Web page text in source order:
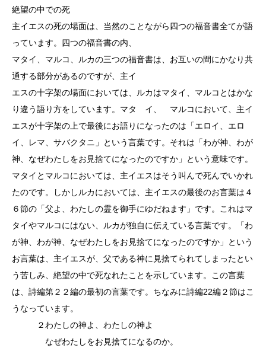
絶望の中での死
主イエスの死の場面は、当然のことながら四つの福音書全てが語
っています。四つの福音書の内、
マタイ、マルコ、ルカの三つの福音書は、お互いの間にかなり共
通する部分があるのですが、主イ
エスの十字架の場面においては、ルカはマタイ、マルコとはかな
り違う語り方をしています。マタ イ、 マルコにおいて、主イ
エスが十字架の上で最後にお語りになったのは「エロイ、エロ
イ、レマ、サバクタニ」という言葉です。それは「わが神、わが
神、なぜわたしをお見捨てになったのですか」という意味です。
マタイとマルコにおいては、主イエスはそう叫んで死んでいかれ
たのです。しかしルカにおいては、主イエスの最後のお言葉は４
６節の「父よ、わたしの霊を御手にゆだねます」です。これはマ
タイやマルコにはない、ルカが独自に伝えている言葉です。「わ
が神、わが神、なぜわたしをお見捨てになったのですか」という
お言葉は、主イエスが、父である神に見捨てられてしまったとい
う苦しみ、絶望の中で死なれたことを示しています。この言葉
は、詩編第２２編の最初の言葉です。ちなみに詩編22編２節はこ
うなっています。
２わたしの神よ、わたしの神よ
なぜわたしをお見捨てになるのか。